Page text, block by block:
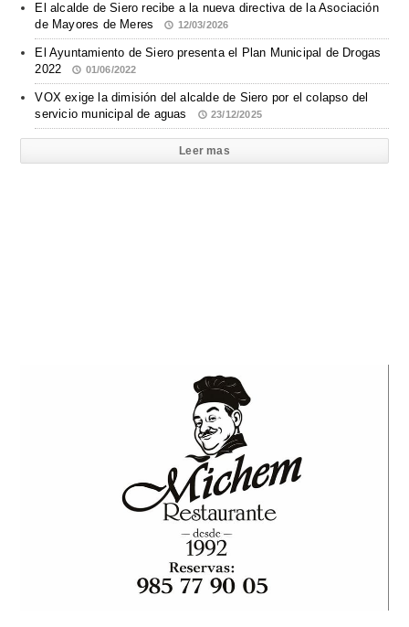
El alcalde de Siero recibe a la nueva directiva de la Asociación
de Mayores de Meres
12/03/2026
El Ayuntamiento de Siero presenta el Plan Municipal de Drogas
2022
01/06/2022
VOX exige la dimisión del alcalde de Siero por el colapso del
servicio municipal de aguas
23/12/2025
Leer mas